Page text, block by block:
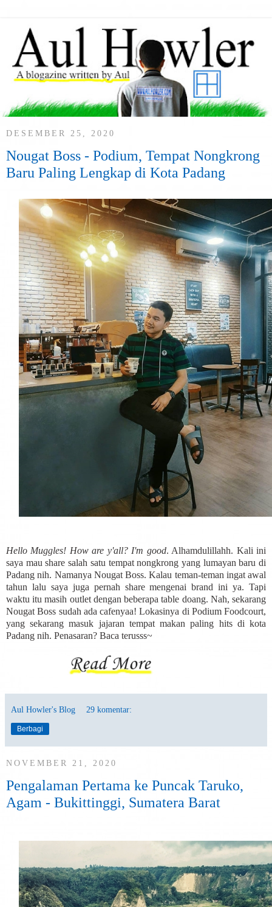
DESEMBER 25, 2020
Nougat Boss - Podium, Tempat Nongkrong
Baru Paling Lengkap di Kota Padang
Hello Muggles! How are y'all? I'm good. Alhamdulillahh. Kali ini
saya mau share salah satu tempat nongkrong yang lumayan baru di
Padang nih. Namanya Nougat Boss. Kalau teman-teman ingat awal
tahun lalu saya juga pernah share mengenai brand ini ya. Tapi
waktu itu masih outlet dengan beberapa table doang. Nah, sekarang
Nougat Boss sudah ada cafenyaa! Lokasinya di Podium Foodcourt,
yang sekarang masuk jajaran tempat makan paling hits di kota
Padang nih. Penasaran? Baca terusss~
Aul Howler's Blog 29 komentar:
Berbagi
NOVEMBER 21, 2020
Pengalaman Pertama ke Puncak Taruko,
Agam - Bukittinggi, Sumatera Barat